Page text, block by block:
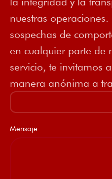
nuestras
sospechas de
en cualquier parte de
servicio, te invitamos
manera anónima a
Mensaje